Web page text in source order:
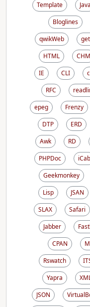
Template
Java
Bloglines
qwikWeb
HTML
CHM
IE
CLI
RFC
epeg
Frenzy
DTP
ERD
Awk
RD
PHPDoc
iCab
Geekmonkey
Lisp
JSAN
SLAX
Safari
Jabber
CPAN
Rswatch
Yapra
JSON